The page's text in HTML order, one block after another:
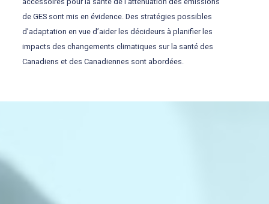
de GES sont mis en évidence. Des stratégies possibles
d’adaptation en vue d’aider les décideurs à planifier les
impacts des changements climatiques sur la santé des
Canadiens et des Canadiennes sont abordées.